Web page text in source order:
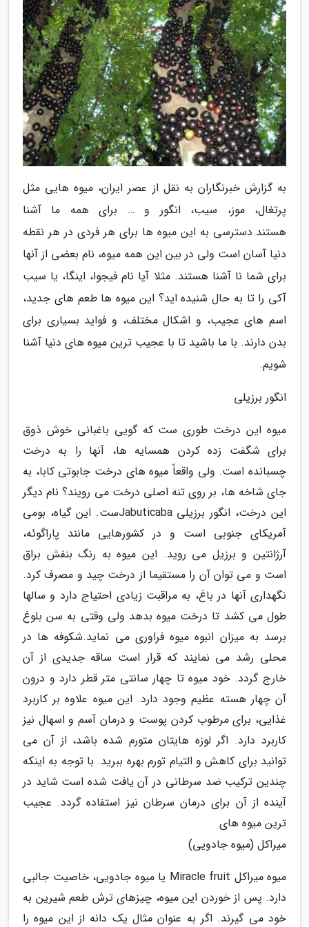
به گزارش خبرنگاران به نقل از عصر ایران، میوه هایی مثل
پرتغال، موز، سیب، انگور و … برای همه ما آشنا
هستند.دسترسی به این میوه ها برای هر فردی در هر نقطه
دنیا آسان است ولی در بین این همه میوه، نام بعضی از آنها
برای شما نا آشنا هستند. مثلا آیا نام فیجوا، اینگا، یا سیب
آکی را تا به حال شنیده اید؟ این میوه ها طعم های جدید،
اسم های عجیب، و اشکال مختلف، و فواید بسیاری برای
بدن دارند. با ما باشید تا با عجیب ترین میوه های دنیا آشنا
شویم.
انگور برزیلی
میوه این درخت طوری ست که گویی باغبانی خوش ذوق
برای شگفت زده کردن همسایه ها، آنها را به درخت
چسبانده است. ولی واقعاً میوه های درخت جابوتی کابا، به
جای شاخه ها، بر روی تنه اصلی درخت می رویند؟ نام دیگر
این درخت، انگور برزیلی Jabuticabaست. این گیاه، بومی
آمریکای جنوبی است و در کشورهایی مانند پاراگوئه،
آرژانتین و برزیل می روید. این میوه به رنگ بنفش براق
است و می توان آن را مستقیما از درخت چید و مصرف کرد.
نگهداری آنها در باغ، به مراقبت زیادی احتیاج دارد و سالها
طول می کشد تا درخت میوه بدهد ولی وقتی به سن بلوغ
برسد به میزان انبوه میوه فراوری می نماید.شکوفه ها در
محلی رشد می نمایند که قرار است ساقه جدیدی از آن
خارج گردد. خود میوه تا چهار سانتی متر قطر دارد و درون
آن چهار هسته عظیم وجود دارد. این میوه علاوه بر کاربرد
غذایی، برای مرطوب کردن پوست و درمان آسم و اسهال نیز
کاربرد دارد. اگر لوزه هایتان متورم شده باشد، از آن می
توانید برای کاهش و التیام تورم بهره ببرید. با توجه به اینکه
چندین ترکیب ضد سرطانی در آن یافت شده است شاید در
آینده از آن برای درمان سرطان نیز استفاده گردد. عجیب
ترین میوه های
میراکل (میوه جادویی)
میوه میراکل Miracle fruit یا میوه جادویی، خاصیت جالبی
دارد. پس از خوردن این میوه، چیزهای ترش طعم شیرین به
خود می گیرند. اگر به عنوان مثال یک دانه از این میوه را